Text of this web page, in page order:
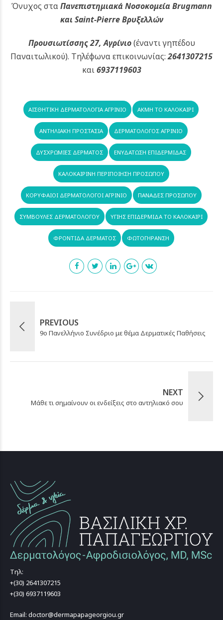
Όνυχος σταΠανεπιστημιακά Νοσοκομεία Brugmann
και Saint-Pierre Βρυξελλών
Προυσιωτίσσης 27, Αγρίνιο(έναντι γηπέδου
Παναιτωλικού). Τηλέφωνα επικοινωνίας:2641307215
και6937119603
ΑΙΣΘΗΤΙΚΉ ΔΕΡΜΑΤΟΛΟΓΊΑ ΑΓΡΊΝΙΟ ΑΚΜΉ ΤΟ ΚΑΛΟΚΑΊΡΙ
ΑΝΤΗΛΙΑΚΉ ΠΡΟΣΤΑΣΊΑ ΔΕΡΜΑΤΟΛΟΓΟΣ ΑΓΡΊΝΙΟ
ΔΥΣΧΡΩΜΊΕΣ ΔΈΡΜΑΤΟΣ ΕΝΥΔΆΤΩΣΗ ΕΠΙΔΕΡΜΊΔΑΣ
ΚΑΛΟΚΑΙΡΙΝΉ ΠΕΡΙΠΟΊΗΣΗ ΠΡΟΣΏΠΟΥ
ΚΟΡΥΦΑΊΟΙ ΔΕΡΜΑΤΟΛΌΓΟΙ ΑΓΡΊΝΙΟ ΠΑΝΆΔΕΣ ΠΡΟΣΏΠΟΥ
ΣΥΜΒΟΥΛΈΣ ΔΕΡΜΑΤΟΛΌΓΟΥ ΥΓΙΉΣ ΕΠΙΔΕΡΜΊΔΑ ΤΟ ΚΑΛΟΚΑΊΡΙ
ΦΡΟΝΤΊΔΑ ΔΈΡΜΑΤΟΣ ΦΩΤΟΓΉΡΑΝΣΗ
PREVIOUS
9ο Πανελλήνιο Συνέδριο με θέμα Δερματικές Παθήσεις
NEXT
Μάθε τι σημαίνουν οι ενδείξεις στο αντηλιακό σου
Τηλ:
+(30) 2641307215
+(30) 6937119603
Email: doctor@dermapapageorgiou.gr